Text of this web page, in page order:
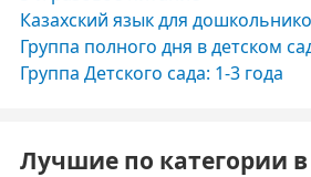
Казахский язык для
Группа полного дня в детском
Группа Детского сада: 1-3 года
Лучшие по категории